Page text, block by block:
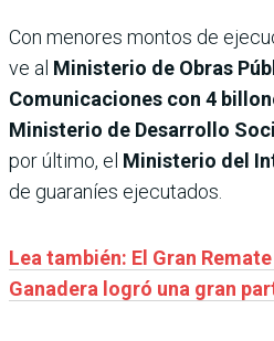
Con menores montos de
ve al Ministerio de Obras
Comunicaciones con 4
Ministerio de Desarrollo
por último, el Ministerio del
de guaraníes ejecutados.
Lea también: El Gran
Ganadera logró una gran